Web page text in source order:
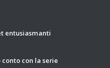
entusiasmanti
con la serie